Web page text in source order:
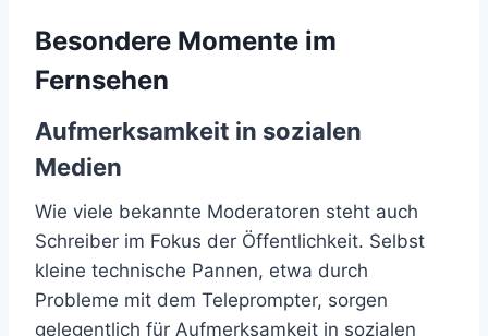
Besondere Momente im
Fernsehen
Aufmerksamkeit in sozialen
Medien
Wie viele bekannte Moderatoren steht auch
Schreiber im Fokus der Öffentlichkeit. Selbst
kleine technische Pannen, etwa durch
Probleme mit dem Teleprompter, sorgen
gelegentlich für Aufmerksamkeit in sozialen